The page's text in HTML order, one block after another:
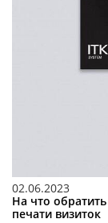
02.06.2023
На что
печати визиток